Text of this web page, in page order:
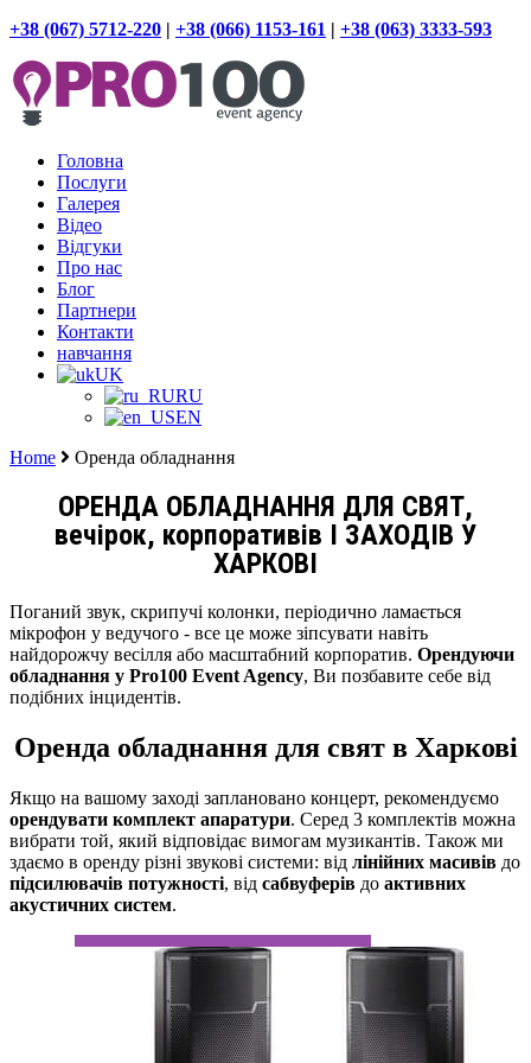
+38 (067) 5712-220 | +38 (066) 1153-161 | +38 (063) 3333-593
Головна
Послуги
Галерея
Відео
Відгуки
Про нас
Блог
Партнери
Контакти
навчання
UK
RU
EN
Home
Оренда обладнання
ОРЕНДА ОБЛАДНАННЯ ДЛЯ СВЯТ,
вечірок, корпоративів І ЗАХОДІВ У
ХАРКОВІ
Поганий звук, скрипучі колонки, періодично ламається
мікрофон у ведучого - все це може зіпсувати навіть
найдорожчу весілля або масштабний корпоратив. Орендуючи
обладнання у Pro100 Event Agency, Ви позбавите себе від
подібних інцидентів.
Оренда обладнання для свят в Харкові
Якщо на вашому заході заплановано концерт, рекомендуємо
орендувати комплект апаратури. Серед 3 комплектів можна
вибрати той, який відповідає вимогам музикантів. Також ми
здаємо в оренду різні звукові системи: від лінійних масивів до
підсилювачів потужності, від сабвуферів до активних
акустичних систем.